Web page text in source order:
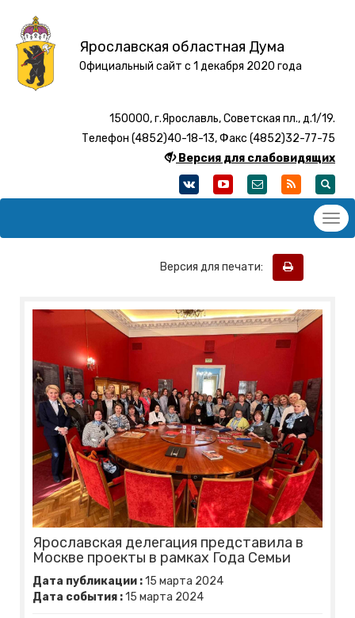
Ярославская областная Дума
Официальный сайт с 1 декабря 2020 года
150000, г.Ярославль, Советская пл., д.1/19.
Телефон (4852)40-18-13, Факс (4852)32-77-75
Версия для слабовидящих
Версия для печати:
Ярославская делегация представила в
Москве проекты в рамках Года Семьи
Дата публикации :15 марта 2024
Дата события :15 марта 2024